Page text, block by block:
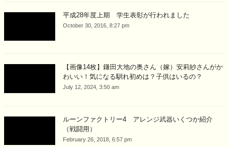
平成28年度上期 学生表彰が行われました
October 30, 2016, 8:27 pm
【画像14枚】鎌田大地の奥さん（嫁）安莉紗さんがか
わいい！気になる馴れ初めは？子供はいるの？
July 12, 2024, 3:50 am
ルーンファクトリー4 アレンジ武器いくつか紹介
（戦闘用）
February 26, 2018, 6:57 pm